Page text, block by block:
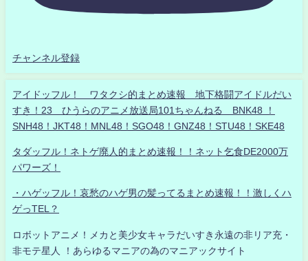
チャンネル登録
アイドッフル！ ワタクシ的まとめ速報 地下格闘アイドルだい
すき！23 ひうらのアニメ放送局101ちゃんねる BNK48 ！
SNH48！JKT48！MNL48！SGO48！GNZ48！STU48！SKE48
タダッフル！ネトゲ廃人的まとめ速報！！ネット乞食DE2000万
パワーズ！
・ハゲッフル！哀愁のハゲ男の髪ってるまとめ速報！！激しくハ
ゲっTEL？
ロボットアニメ！メカと美少女キャラだいすき永遠の非リア充・
非モテ星人 ！あらゆるマニアの為のマニアックサイト